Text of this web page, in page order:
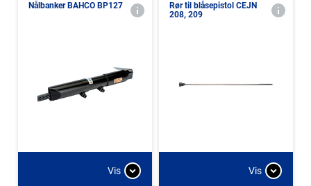
Nålbanker BAHCO BP127
Vis
Rør til blåsepistol CEJN
208, 209
Vis